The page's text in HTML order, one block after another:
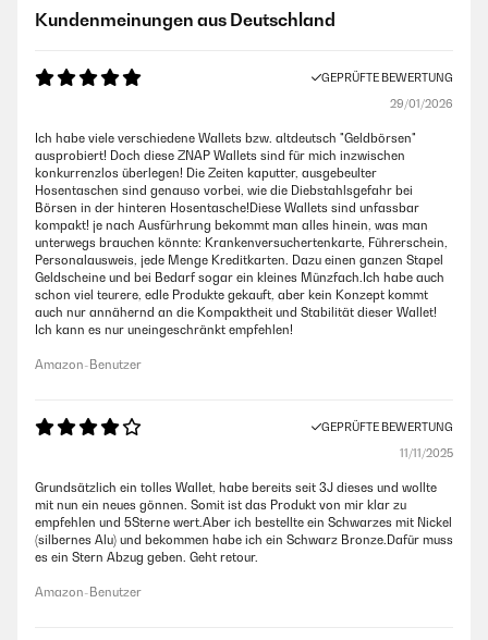
Kundenmeinungen aus Deutschland
GEPRÜFTE BEWERTUNG
29/01/2026
Ich habe viele verschiedene Wallets bzw. altdeutsch "Geldbörsen"
ausprobiert! Doch diese ZNAP Wallets sind für mich inzwischen
konkurrenzlos überlegen! Die Zeiten kaputter, ausgebeulter
Hosentaschen sind genauso vorbei, wie die Diebstahlsgefahr bei
Börsen in der hinteren Hosentasche!Diese Wallets sind unfassbar
kompakt! je nach Ausfürhrung bekommt man alles hinein, was man
unterwegs brauchen könnte: Krankenversuchertenkarte, Führerschein,
Personalausweis, jede Menge Kreditkarten. Dazu einen ganzen Stapel
Geldscheine und bei Bedarf sogar ein kleines Münzfach.Ich habe auch
schon viel teurere, edle Produkte gekauft, aber kein Konzept kommt
auch nur annähernd an die Kompaktheit und Stabilität dieser Wallet!
Ich kann es nur uneingeschränkt empfehlen!
Amazon-Benutzer
GEPRÜFTE BEWERTUNG
11/11/2025
Grundsätzlich ein tolles Wallet, habe bereits seit 3J dieses und wollte
mit nun ein neues gönnen. Somit ist das Produkt von mir klar zu
empfehlen und 5Sterne wert.Aber ich bestellte ein Schwarzes mit Nickel
(silbernes Alu) und bekommen habe ich ein Schwarz Bronze.Dafür muss
es ein Stern Abzug geben. Geht retour.
Amazon-Benutzer